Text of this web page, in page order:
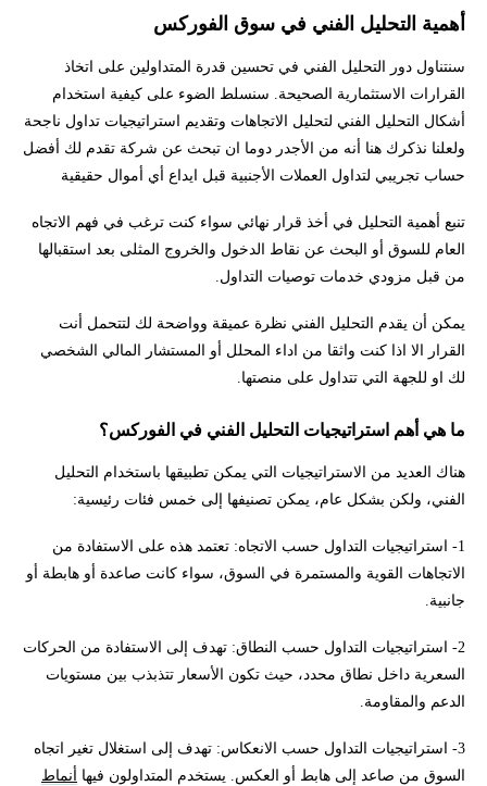
أهمية التحليل الفني في سوق الفوركس
سنتناول دور التحليل الفني في تحسين قدرة المتداولين على اتخاذ
القرارات الاستثمارية الصحيحة. سنسلط الضوء على كيفية استخدام
أشكال التحليل الفني لتحليل الاتجاهات وتقديم استراتيجيات تداول ناجحة
ولعلنا نذكرك هنا أنه من الأجدر دوما ان تبحث عن شركة تقدم لك أفضل
حساب تجريبي لتداول العملات الأجنبية قبل ايداع أي أموال حقيقية
تنبع أهمية التحليل في أخذ قرار نهائي سواء كنت ترغب في فهم الاتجاه
العام للسوق أو البحث عن نقاط الدخول والخروج المثلى بعد استقبالها
من قبل مزودي خدمات توصيات التداول.
يمكن أن يقدم التحليل الفني نظرة عميقة وواضحة لك لتتحمل أنت
القرار الا اذا كنت واثقا من اداء المحلل أو المستشار المالي الشخصي
لك او للجهة التي تتداول على منصتها.
ما هي أهم استراتيجيات التحليل الفني في الفوركس؟
هناك العديد من الاستراتيجيات التي يمكن تطبيقها باستخدام التحليل
الفني، ولكن بشكل عام، يمكن تصنيفها إلى خمس فئات رئيسية:
1- استراتيجيات التداول حسب الاتجاه: تعتمد هذه على الاستفادة من
الاتجاهات القوية والمستمرة في السوق، سواء كانت صاعدة أو هابطة أو
جانبية.
2- استراتيجيات التداول حسب النطاق: تهدف إلى الاستفادة من الحركات
السعرية داخل نطاق محدد، حيث تكون الأسعار تتذبذب بين مستويات
الدعم والمقاومة.
3- استراتيجيات التداول حسب الانعكاس: تهدف إلى استغلال تغير اتجاه
السوق من صاعد إلى هابط أو العكس. يستخدم المتداولون فيها أنماط